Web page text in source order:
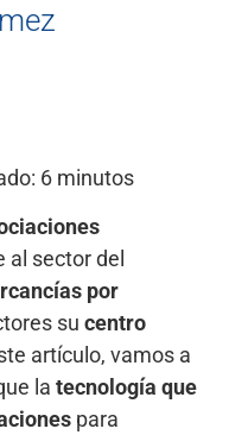
6 minutos
al sector del
por
su centro
artículo, vamos a
la tecnología que
para